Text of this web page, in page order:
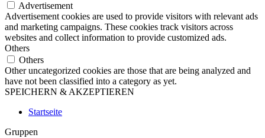
Advertisement
Advertisement cookies are used to provide visitors with relevant ads
and marketing campaigns. These cookies track visitors across
websites and collect information to provide customized ads.
Others
Others
Other uncategorized cookies are those that are being analyzed and
have not been classified into a category as yet.
SPEICHERN & AKZEPTIEREN
Startseite
Gruppen